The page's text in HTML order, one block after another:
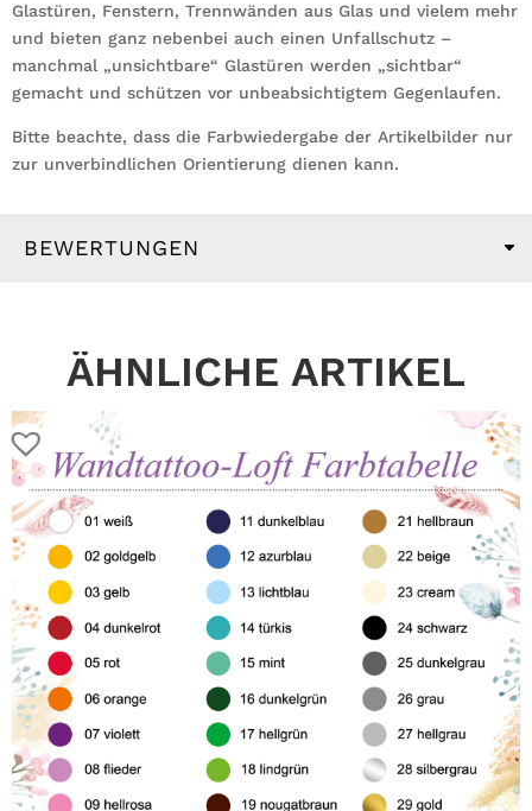
Glastüren, Fenstern, Trennwänden aus Glas und vielem mehr
und bieten ganz nebenbei auch einen Unfallschutz –
manchmal „unsichtbare“ Glastüren werden „sichtbar“
gemacht und schützen vor unbeabsichtigtem Gegenlaufen.
Bitte beachte, dass die Farbwiedergabe der Artikelbilder nur
zur unverbindlichen Orientierung dienen kann.
BEWERTUNGEN
ÄHNLICHE ARTIKEL